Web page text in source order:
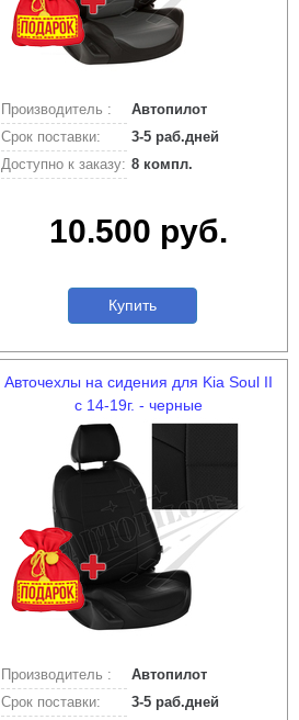
Производитель :
Автопилот
Срок поставки:
3-5 раб.дней
Доступно к заказу: 8 компл.
10.500 руб.
Купить
Авточехлы на сидения для Kia Soul II
с 14-19г. - черные
Производитель :
Автопилот
Срок поставки:
3-5 раб.дней